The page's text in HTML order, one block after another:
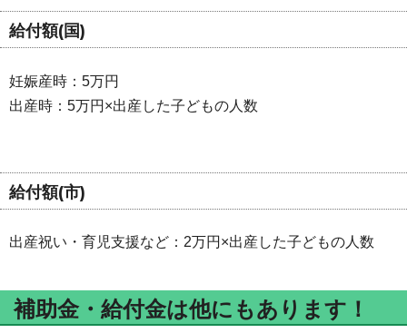
給付額(国)
妊娠産時：5万円
出産時：5万円×出産した子どもの人数
給付額(市)
出産祝い・育児支援など：2万円×出産した子どもの人数
補助金・給付金は他にもあります！